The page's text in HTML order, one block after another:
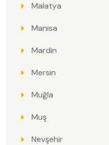
Malatya
Manisa
Mardin
Mersin
Muğla
Muş
Nevşehir